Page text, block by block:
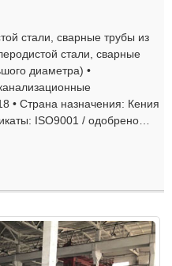
стали, сварные трубы из
стали, сварные
диаметра) •
• Страна назначения: Кения
ISO9001 / одобрено